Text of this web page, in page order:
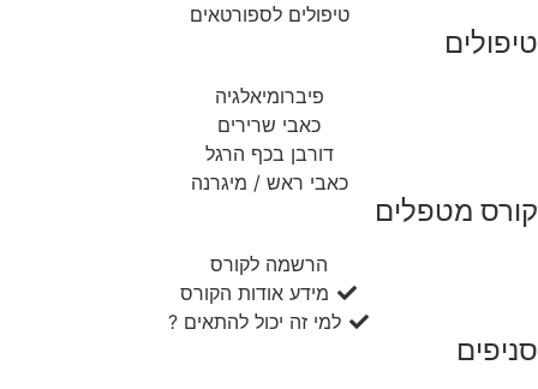
טיפולים לספורטאים
טיפולים
פיברומיאלגיה
כאבי שרירים
דורבן בכף הרגל
כאבי ראש / מיגרנה
קורס מטפלים
הרשמה לקורס
מידע אודות הקורס
למי זה יכול להתאים ?
סניפים